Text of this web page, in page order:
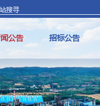
公告 招标公告